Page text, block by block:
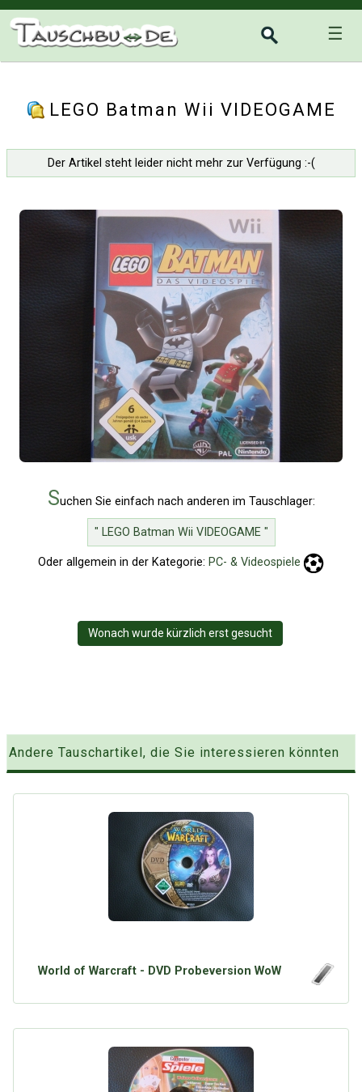
☰
LEGO Batman Wii VIDEOGAME
Der Artikel steht leider nicht mehr zur Verfügung :-(
Suchen Sie einfach nach anderen im Tauschlager:
" LEGO Batman Wii VIDEOGAME "
Oder allgemein in der Kategorie: PC- & Videospiele
Wonach wurde kürzlich erst gesucht
Andere Tauschartikel, die Sie interessieren könnten
World of Warcraft - DVD Probeversion WoW